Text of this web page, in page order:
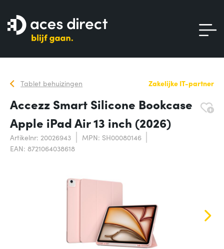
Tablet behuizingen Zakelijke IT-partner
Accezz Smart Silicone Bookcase
Apple iPad Air 13 inch (2026)
Artikelnr: 20026943
MPN: SH00080146
EAN: 8721064038618